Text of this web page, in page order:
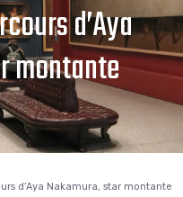
d’Aya
montante
d’Aya Nakamura, star montante